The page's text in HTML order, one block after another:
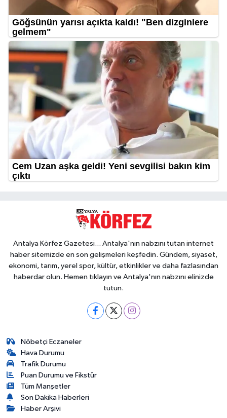
Antalya Körfez Gazetesi... Antalya'nın nabzını tutan internet
haber sitemizde en son gelişmeleri keşfedin. Gündem, siyaset,
ekonomi, tarım, yerel spor, kültür, etkinlikler ve daha fazlasından
haberdar olun. Hemen tıklayın ve Antalya'nın nabzını elinizde
tutun.
Nöbetçi Eczaneler
Hava Durumu
Trafik Durumu
Puan Durumu ve Fikstür
Tüm Manşetler
Son Dakika Haberleri
Haber Arşivi